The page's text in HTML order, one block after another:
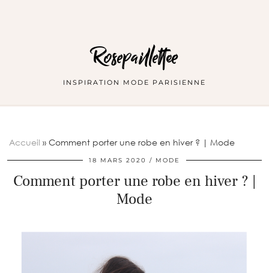
Rosepaillettee
INSPIRATION MODE PARISIENNE
Accueil » Comment porter une robe en hiver ? | Mode
18 MARS 2020 MODE
Comment porter une robe en hiver ? |
Mode